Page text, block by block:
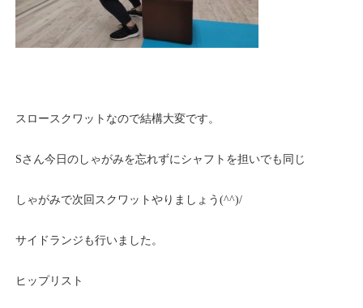
スロースクワットなので結構大変です。
Sさん今日のしゃがみを忘れずにシャフトを担いでも同じ
しゃがみで次回スクワットやりましょう(^^)/
サイドランジも行いました。
ヒップリスト